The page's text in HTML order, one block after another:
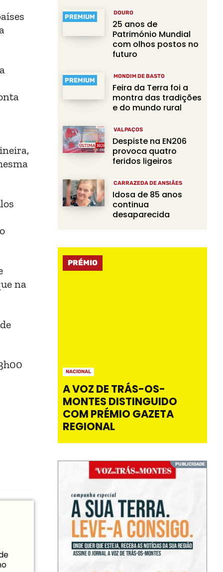
na
PREMIUM
DOURO
25 anos de
Património Mundial
com olhos postos no
futuro
PREMIUM
MONDIM DE BASTO
Feira da Terra foi a
montra das tradições
e do mundo rural
VALPAÇOS
Despiste na EN206
provoca quatro
feridos ligeiros
CARRAZEDA DE ANSIÃES
Idosa de 85 anos
continua
desaparecida
PRÉMIO
NACIONAL
A VOZ DE TRÁS-OS-
MONTES DISTINGUIDO
COM PRÉMIO GAZETA
REGIONAL